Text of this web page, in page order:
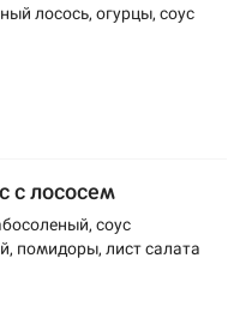
лосось, огурцы, соус
с лососем
соус
помидоры, лист салата